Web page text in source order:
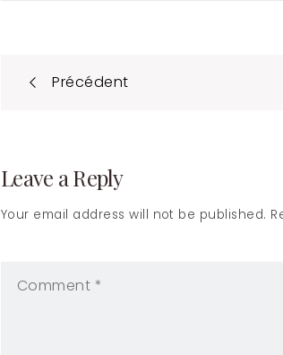
Post
navigation
Précédent
Leave a Reply
Your email address will not be published.